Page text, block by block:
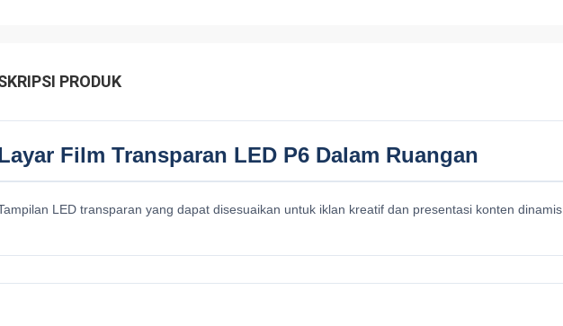
PRODUK
Film Transparan LED P6 Dalam Ruangan
LED transparan yang dapat disesuaikan untuk iklan kreatif dan presentasi konten dinamis